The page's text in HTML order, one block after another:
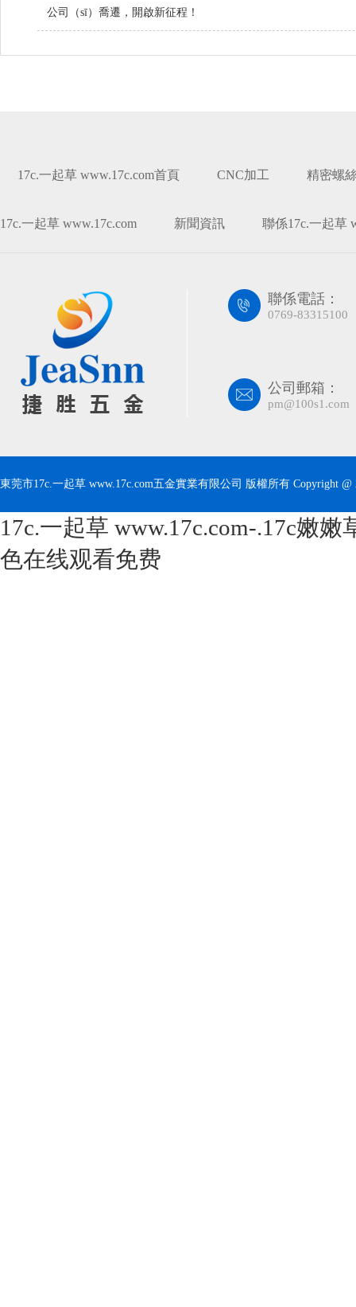
公司（sī）喬遷，開啟新征程！
17c.一起草 www.17c.com首頁 CNC加工 精密螺
17c.一起草 www.17c.com 新聞資訊 聯係17c.一起草
聯係電話：
0769-83315100
公司郵箱：
pm@100s1.com
東莞市17c.一起草 www.17c.com五金實業有限公司 版權所有 Copyright @
17c.一起草 www.17c.com-.17c嫩
色在线观看免费